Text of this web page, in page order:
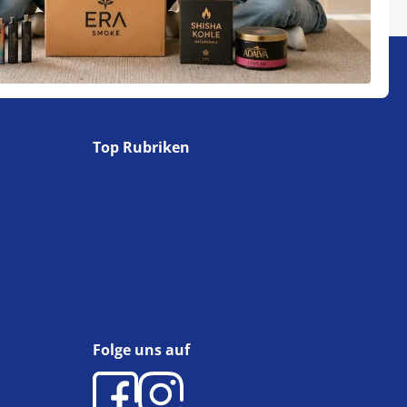
Top Rubriken
Folge uns auf